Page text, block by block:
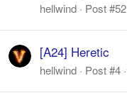
hellwind Post #52
[A24] Heretic
hellwind Post #4